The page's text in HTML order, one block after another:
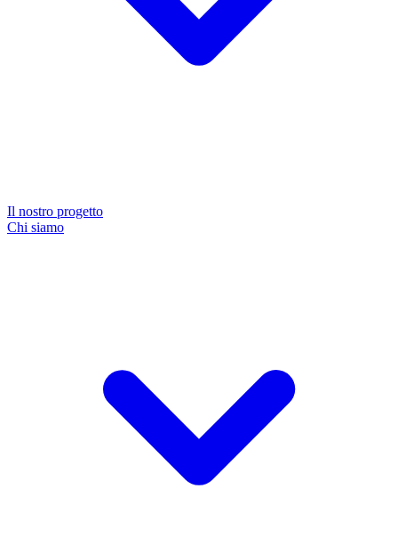
Il nostro progetto
Chi siamo